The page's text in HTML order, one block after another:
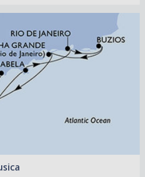
ZOBRAZIT DETAIL
19 340 KČ/OS.
(799 €)